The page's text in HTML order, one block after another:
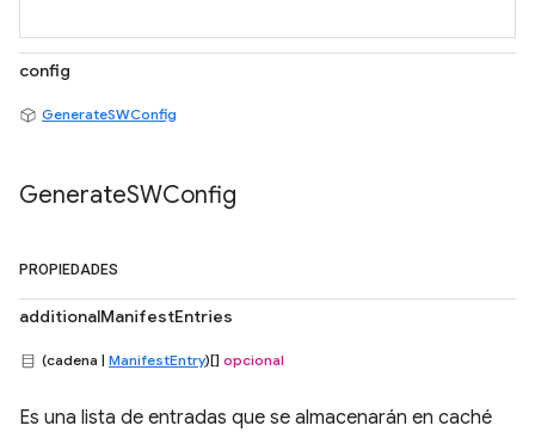
config
GenerateSWConfig
GenerateSWConfig
PROPIEDADES
additionalManifestEntries
(cadena | ManifestEntry)[] opcional
Es una lista de entradas que se almacenarán en caché